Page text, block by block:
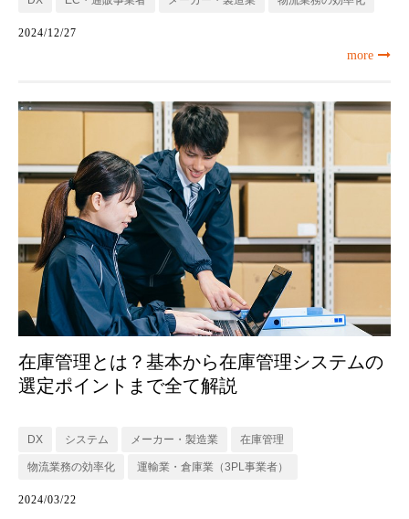
2024/12/27
more
在庫管理とは？基本から在庫管理システムの
選定ポイントまで全て解説
DX システム メーカー・製造業 在庫管理
物流業務の効率化 運輸業・倉庫業（3PL事業者）
2024/03/22